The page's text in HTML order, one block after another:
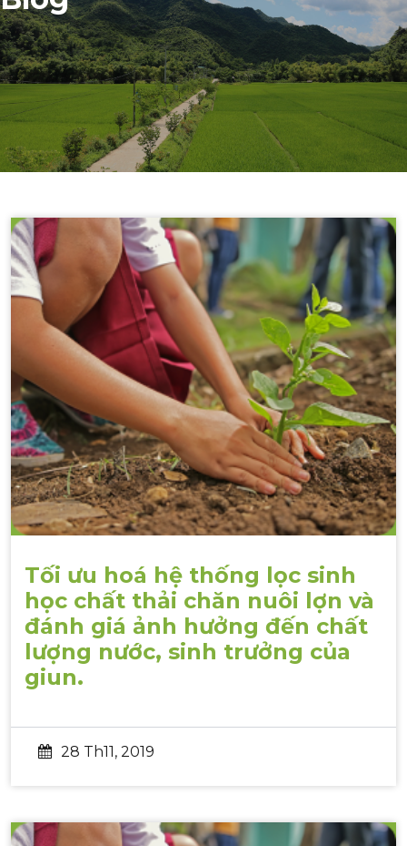
Tối ưu hoá hệ thống lọc sinh
học chất thải chăn nuôi lợn và
đánh giá ảnh hưởng đến chất
lượng nước, sinh trưởng của
giun.
28 Th11, 2019